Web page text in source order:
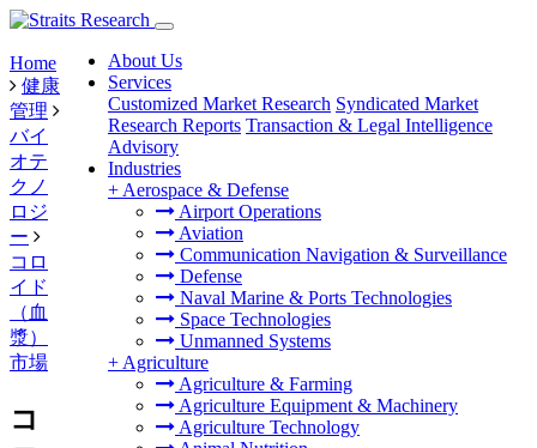
About Us
Services
Customized Market Research Syndicated Market
Research Reports Transaction & Legal Intelligence
Advisory
Industries
+ Aerospace & Defense
Airport Operations
Aviation
Communication Navigation & Surveillance
Defense
Naval Marine & Ports Technologies
Space Technologies
Unmanned Systems
+ Agriculture
Agriculture & Farming
Agriculture Equipment & Machinery
Agriculture Technology
Home
健康
管理
バイ
オテ
クノ
ロジ
ー
コロ
イド
（血
漿）
市場
コ